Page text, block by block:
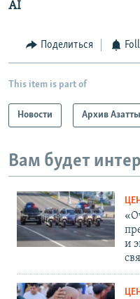
AI
Поделиться
This item is part of
Новости Архив
Вам будет
и